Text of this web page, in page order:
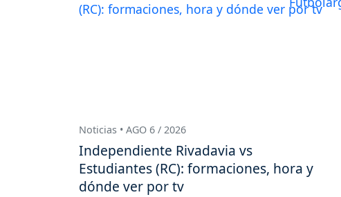
Noticias • AGO 6 / 2026
Independiente Rivadavia vs
Estudiantes (RC): formaciones, hora y
dónde ver por tv